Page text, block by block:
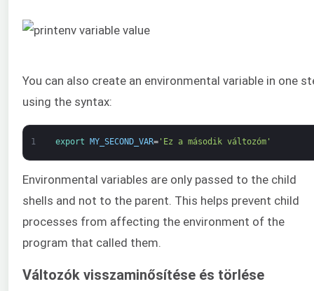
You can also create an environmental variable in one
using the syntax:
1 export MY_SECOND_VAR='Ez a második változóm'
Environmental variables are only passed to the child
shells and not to the parent. This helps prevent child
processes from affecting the environment of the
program that called them.
Változók visszaminősítése és törlése